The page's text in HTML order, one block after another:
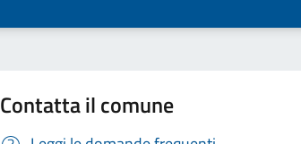
Contatta il comune